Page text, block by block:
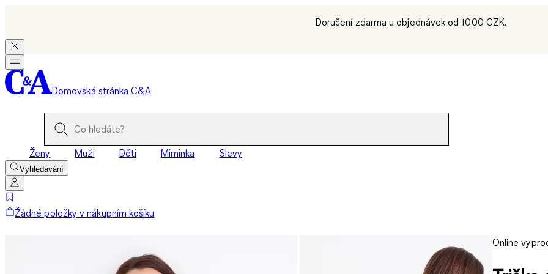
Doručení zdarma u objednávek od 1000 CZK.
Domovská stránka C&A
Ženy Muži Děti Miminka Slevy
Vyhledávání
Žádné položky v nákupním košíku
Online